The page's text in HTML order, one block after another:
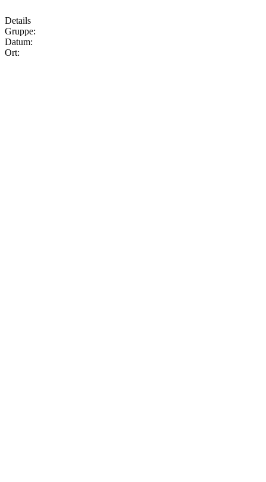
Details
Gruppe:
Datum:
Ort: